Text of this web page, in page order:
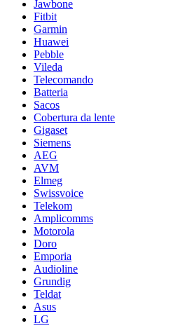
Jawbone
Fitbit
Garmin
Huawei
Pebble
Vileda
Telecomando
Batteria
Sacos
Cobertura da lente
Gigaset
Siemens
AEG
AVM
Elmeg
Swissvoice
Telekom
Amplicomms
Motorola
Doro
Emporia
Audioline
Grundig
Teldat
Asus
LG